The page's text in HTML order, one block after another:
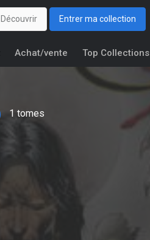
Découvrir Entrer ma collection
Achat/vente Top Collections
1 tomes